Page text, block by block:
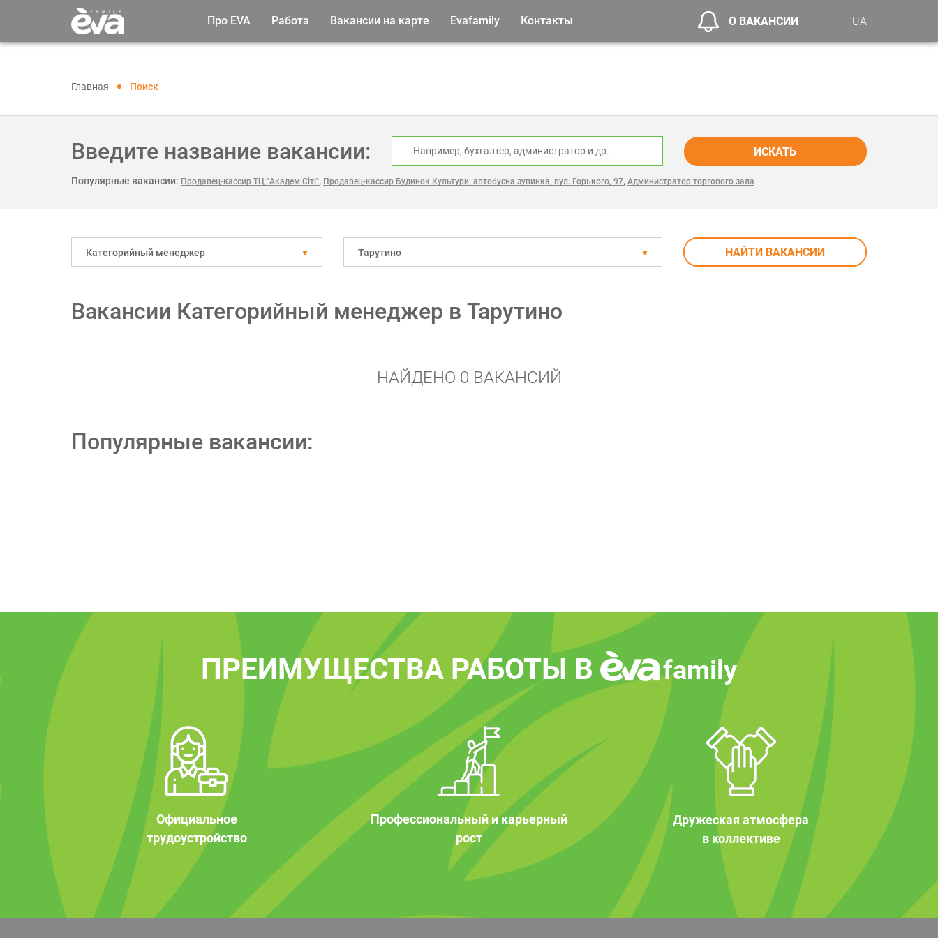
Про EVA Работа Вакансии на карте Evafamily Контакты О ВАКАНСИИ UA
Главная Поиск
Введите название вакансии: ИСКАТЬ
Популярные вакансии: Продавец-кассир ТЦ "Академ Сіті", Продавец-кассир Будинок Культури, автобусна зупинка, вул. Горького, 97, Администратор торгового зала
Категорийный менеджер Тарутино НАЙТИ ВАКАНСИИ
Вакансии Категорийный менеджер в Тарутино
НАЙДЕНО 0 ВАКАНСИЙ
Популярные вакансии:
ПРЕИМУЩЕСТВА РАБОТЫ В family
Официальное
трудоустройство
Профессиональный и карьерный
рост
Дружеская атмосфера
в коллективе